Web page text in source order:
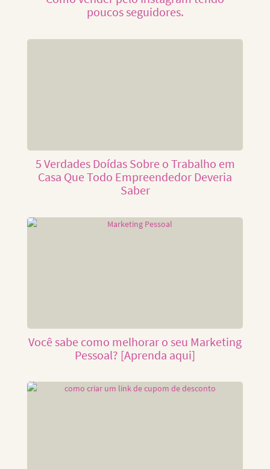
poucos seguidores.
5 Verdades Doídas Sobre o Trabalho em
Casa Que Todo Empreendedor Deveria
Saber
Você sabe como melhorar o seu Marketing
Pessoal? [Aprenda aqui]